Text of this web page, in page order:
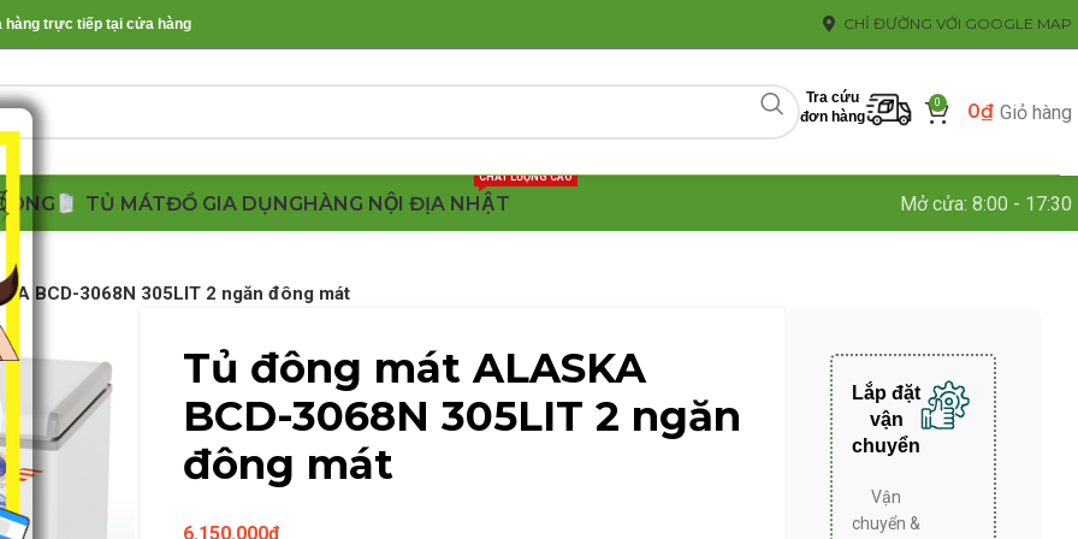
hàng trực tiếp tại cửa hàng CHỈ ĐƯỜNG VỚI GOOGLE MAP
Tra cứu
đơn hàng
0 0₫ Giỏ hàng
TỦ MÁTĐỒ GIA DỤNGHÀNG NỘI ĐỊA NHẬT
CHẤT LƯỢNG CAO
Mở cửa: 8:00 - 17:30
BCD-3068N 305LIT 2 ngăn đông mát
Tủ đông mát ALASKA
BCD-3068N 305LIT 2 ngăn
đông mát
6.150.000₫
Lắp đặt
vận
chuyển
Vận
chuyển &